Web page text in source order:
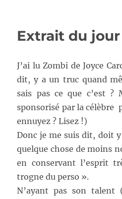
Extrait du
J’ai lu Zombi de Joyce
dit, y a un truc quand
sais pas ce que c’est ?
sponsorisé par la célèbre
ennuyez ? Lisez !)
Donc je me suis dit, doit
quelque chose de moins
en conservant l’esprit
trogne du perso ».
N’ayant pas son talent